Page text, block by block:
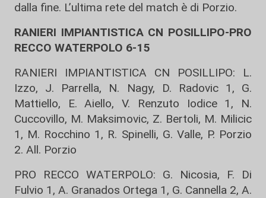
dalla fine. L’ultima rete del match è di Porzio.
RANIERI IMPIANTISTICA CN POSILLIPO-PRO
RECCO WATERPOLO 6-15
RANIERI IMPIANTISTICA CN POSILLIPO: L.
Izzo, J. Parrella, N. Nagy, D. Radovic 1, G.
Mattiello, E. Aiello, V. Renzuto Iodice 1, N.
Cuccovillo, M. Maksimovic, Z. Bertoli, M. Milicic
1, M. Rocchino 1, R. Spinelli, G. Valle, P. Porzio
2. All. Porzio
PRO RECCO WATERPOLO: G. Nicosia, F. Di
Fulvio 1, A. Granados Ortega 1, G. Cannella 2, A.